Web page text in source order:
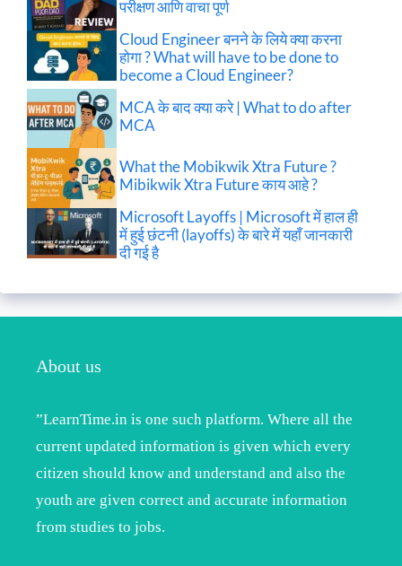
परीक्षण आणि वाचा पूर्ण
Cloud Engineer बनने के लिये क्या करना
होगा ? What will have to be done to
become a Cloud Engineer?
MCA के बाद क्या करे | What to do after
MCA
What the Mobikwik Xtra Future ?
Mibikwik Xtra Future काय आहे ?
Microsoft Layoffs | Microsoft में हाल ही
में हुई छंटनी (layoffs) के बारे में यहाँ जानकारी
दी गई है
About us
”LearnTime.in is one such platform. Where all the
current updated information is given which every
citizen should know and understand and also the
youth are given correct and accurate information
from studies to jobs.